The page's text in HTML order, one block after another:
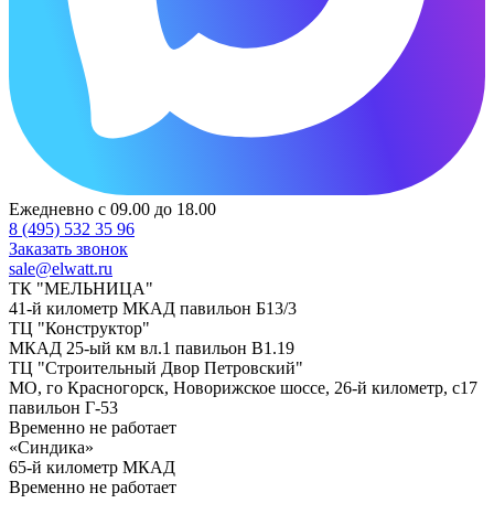
Ежедневно с 09.00 до 18.00
8 (495) 532 35 96
Заказать звонок
sale@elwatt.ru
ТК "МЕЛЬНИЦА"
41-й километр МКАД павильон Б13/3
ТЦ "Конструктор"
МКАД 25-ый км вл.1 павильон В1.19
ТЦ "Строительный Двор Петровский"
МО, го Красногорск, Новорижское шоссе, 26-й километр, с17
павильон Г-53
Временно не работает
«Синдика»
65-й километр МКАД
Временно не работает